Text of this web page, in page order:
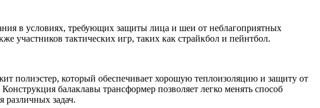
в условиях, требующих защиты лица и шеи от неблагоприятных
участников тактических игр, таких как страйкбол и пейнтбол.
полиэстер, который обеспечивает хорошую теплоизоляцию и защиту от
балаклавы трансформер позволяет легко менять способ
различных задач.